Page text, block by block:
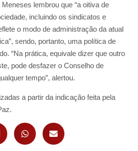
lembrou que “a oitiva de
incluindo os sindicatos e
o modo de administração da atual
sendo, portanto, uma política de
“Na prática, equivale dizer que outro
pode desfazer o Conselho de
tempo”, alertou.
a partir da indicação feita pela